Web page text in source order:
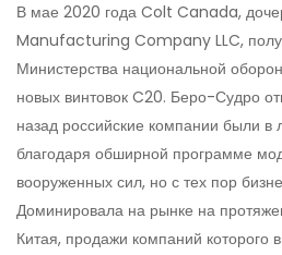
В мае 2020 года Colt Canada,
Manufacturing Company LLC,
Министерства национальной
новых винтовок C20. Беро-Судро
назад российские компании были в
благодаря обширной программе
вооруженных сил, но с тех пор
Доминировала на рынке на
Китая, продажи компаний которого